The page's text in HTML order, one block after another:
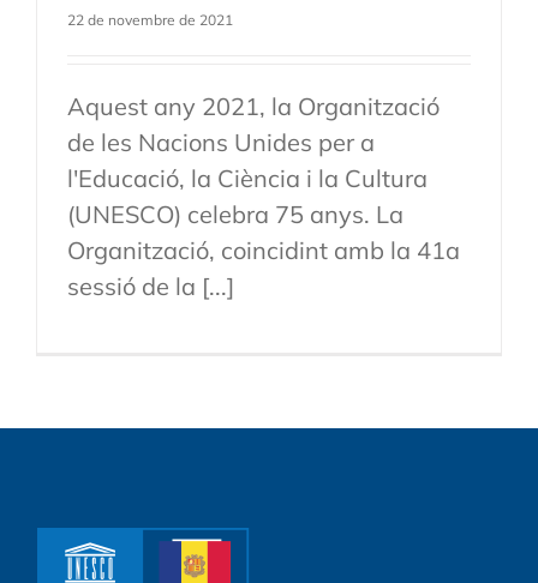
22 de novembre de 2021
Aquest any 2021, la Organització
de les Nacions Unides per a
l'Educació, la Ciència i la Cultura
(UNESCO) celebra 75 anys. La
Organització, coincidint amb la 41a
sessió de la [...]